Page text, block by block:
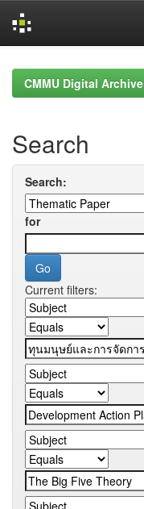
navigationCMMU Digital Archive
Search
Search:
for
Current filters: